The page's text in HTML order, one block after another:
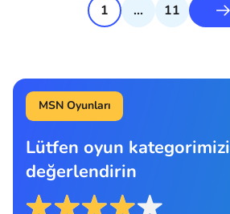
1 ... 11
MSN Oyunları
Lütfen oyun kategorimizi
değerlendirin